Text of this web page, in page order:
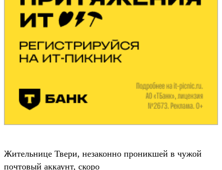
Жительнице Твери, незаконно проникшей в чужой
почтовый аккаунт, скоро